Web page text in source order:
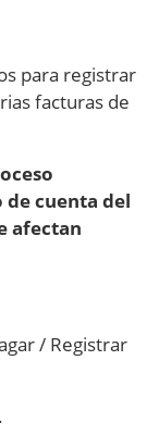
para registrar
facturas de
de cuenta del
afectan
/ Registrar